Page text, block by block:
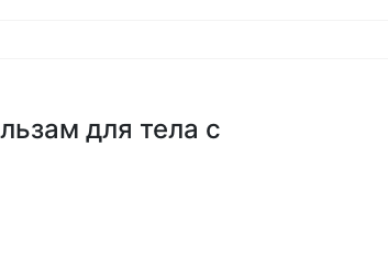
для тела с